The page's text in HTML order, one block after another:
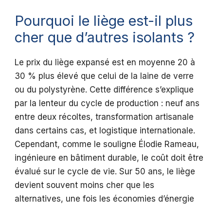
Pourquoi le liège est-il plus
cher que d’autres isolants ?
Le prix du liège expansé est en moyenne 20 à
30 % plus élevé que celui de la laine de verre
ou du polystyrène. Cette différence s’explique
par la lenteur du cycle de production : neuf ans
entre deux récoltes, transformation artisanale
dans certains cas, et logistique internationale.
Cependant, comme le souligne Élodie Rameau,
ingénieure en bâtiment durable, le coût doit être
évalué sur le cycle de vie. Sur 50 ans, le liège
devient souvent moins cher que les
alternatives, une fois les économies d’énergie